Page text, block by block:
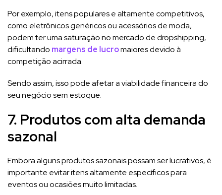
Por exemplo, itens populares e altamente competitivos,
como eletrônicos genéricos ou acessórios de moda,
podem ter uma saturação no mercado de dropshipping,
dificultando margens de lucromaiores devido à
competição acirrada.
Sendo assim, isso pode afetar a viabilidade financeira do
seu negócio sem estoque.
7. Produtos com alta demanda
sazonal
Embora alguns produtos sazonais possam ser lucrativos, é
importante evitar itens altamente específicos para
eventos ou ocasiões muito limitadas.